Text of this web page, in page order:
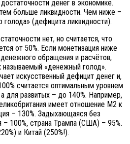
денег в экономике.
больше ликвидности. Чем ниже –
(дефицита ликвидности).
нет, но считается, что
от 50%. Если монетизация ниже
обращения и расчётов,
называемый «денежный голод».
искусственный дефицит денег и,
считается оптимальным уровнем
для развитых – до 140%. Например,
имеет отношение М2 к
– 130%. Задыхающаяся без
– 100%, страна Трампа (США) – 95%.
и Китай (250%!).